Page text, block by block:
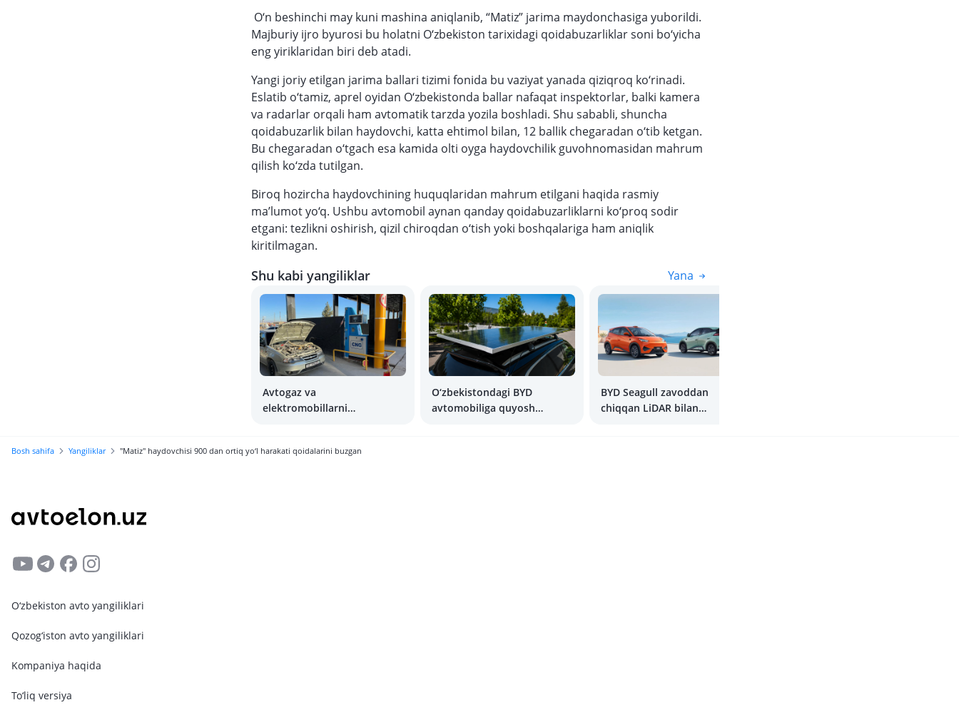
O‘n beshinchi may kuni mashina aniqlanib, “Matiz” jarima maydonchasiga yuborildi.
Majburiy ijro byurosi bu holatni O‘zbekiston tarixidagi qoidabuzarliklar soni bo‘yicha
eng yiriklaridan biri deb atadi.
Yangi joriy etilgan jarima ballari tizimi fonida bu vaziyat yanada qiziqroq ko‘rinadi.
Eslatib o‘tamiz, aprel oyidan O‘zbekistonda ballar nafaqat inspektorlar, balki kamera
va radarlar orqali ham avtomatik tarzda yozila boshladi. Shu sababli, shuncha
qoidabuzarlik bilan haydovchi, katta ehtimol bilan, 12 ballik chegaradan o‘tib ketgan.
Bu chegaradan o‘tgach esa kamida olti oyga haydovchilik guvohnomasidan mahrum
qilish ko‘zda tutilgan.
Biroq hozircha haydovchining huquqlaridan mahrum etilgani haqida rasmiy
ma’lumot yo‘q. Ushbu avtomobil aynan qanday qoidabuzarliklarni ko‘proq sodir
etgani: tezlikni oshirish, qizil chiroqdan o‘tish yoki boshqalariga ham aniqlik
kiritilmagan.
Shu kabi yangiliklar Yana
Avtogaz va
elektromobillarni
O‘zbekistondagi BYD
avtomobiliga quyosh
BYD Seagull zavoddan
chiqqan LiDAR bilan
Bosh sahifa Yangiliklar "Matiz" haydovchisi 900 dan ortiq yo‘l harakati qoidalarini buzgan
O‘zbekiston avto yangiliklari
Qozog‘iston avto yangiliklari
Kompaniya haqida
To‘liq versiya